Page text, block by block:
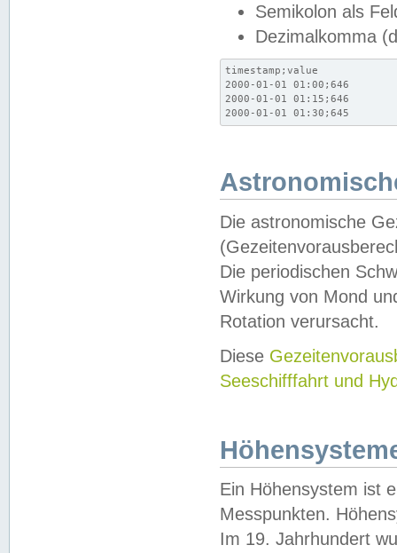
Semikolon als
Dezimalkomma
timestamp;value
2000-01-01 01:00;646
2000-01-01 01:15;646
2000-01-01 01:30;645
Die astronomische
Die periodischen
Wirkung von Mond
Rotation verursacht.
Diese
Seeschifffahrt und
Ein Höhensystem ist
Messpunkten.
Im 19. Jahrhundert